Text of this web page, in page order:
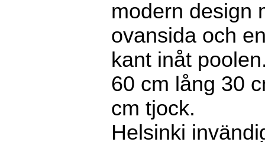
modern design
ovansida och
kant inåt
60 cm lång 30
cm tjock.
Helsinki